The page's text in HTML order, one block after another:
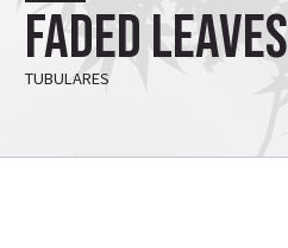
Faded Leaves
TUBULARES